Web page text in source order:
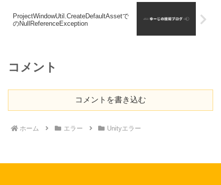
ProjectWindowUtil.CreateDefaultAssetで
のNullReferenceException
コメント
コメントを書き込む
ホーム エラー Unityエラー